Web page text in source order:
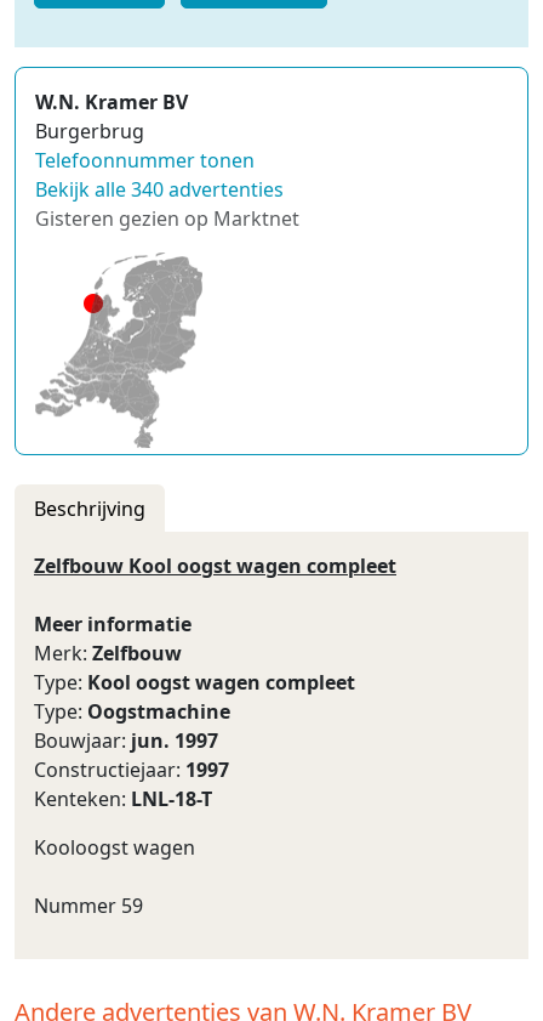
W.N. Kramer BV
Burgerbrug
Telefoonnummer tonen
Bekijk alle 340 advertenties
Gisteren gezien op Marktnet
Beschrijving
Zelfbouw Kool oogst wagen compleet
Meer informatie
Merk: Zelfbouw
Type: Kool oogst wagen compleet
Type: Oogstmachine
Bouwjaar: jun. 1997
Constructiejaar: 1997
Kenteken: LNL-18-T
Kooloogst wagen
Nummer 59
Andere advertenties van W.N. Kramer BV